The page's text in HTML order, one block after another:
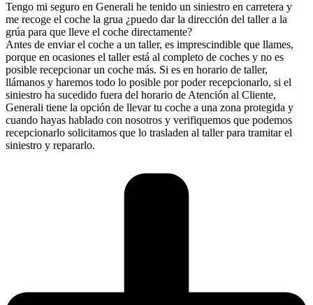
Tengo mi seguro en Generali he tenido un siniestro en carretera y
me recoge el coche la grua ¿puedo dar la dirección del taller a la
grúa para que lleve el coche directamente?
Antes de enviar el coche a un taller, es imprescindible que llames,
porque en ocasiones el taller está al completo de coches y no es
posible recepcionar un coche más. Si es en horario de taller,
llámanos y haremos todo lo posible por poder recepcionarlo, si el
siniestro ha sucedido fuera del horario de Atención al Cliente,
Generali tiene la opción de llevar tu coche a una zona protegida y
cuando hayas hablado con nosotros y verifiquemos que podemos
recepcionarlo solicitamos que lo trasladen al taller para tramitar el
siniestro y repararlo.